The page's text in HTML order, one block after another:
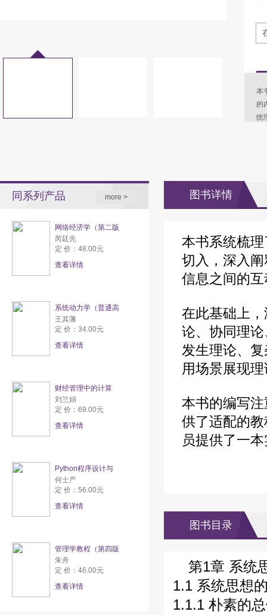
本
的
统
同系列产品 more >
网络经济学（第二版
芮廷先
定 价：48.00元
查看详情
系统动力学（普通高
王其藩
定 价：34.00元
查看详情
财经管理中的计算
刘兰娟
定 价：69.00元
查看详情
Python程序设计与
何士产
定 价：56.00元
查看详情
管理学教程（第四版
朱舟
定 价：46.00元
查看详情
图书详情
本书系统梳
切入，深入
信息之间的
在此基础上
论、协同理
发生理论、
用场景展现
本书的编写
供了适配的
员提供了一
图书目录
第1章 系统
1.1 系统思想
1.1.1 朴素的